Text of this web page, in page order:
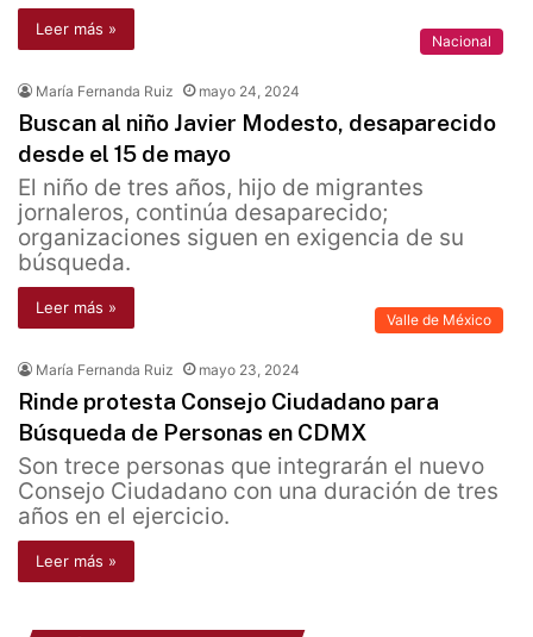
Leer más »
Nacional
María Fernanda Ruiz mayo 24, 2024
Buscan al niño Javier Modesto, desaparecido
desde el 15 de mayo
El niño de tres años, hijo de migrantes
jornaleros, continúa desaparecido;
organizaciones siguen en exigencia de su
búsqueda.
Leer más »
Valle de México
María Fernanda Ruiz mayo 23, 2024
Rinde protesta Consejo Ciudadano para
Búsqueda de Personas en CDMX
Son trece personas que integrarán el nuevo
Consejo Ciudadano con una duración de tres
años en el ejercicio.
Leer más »